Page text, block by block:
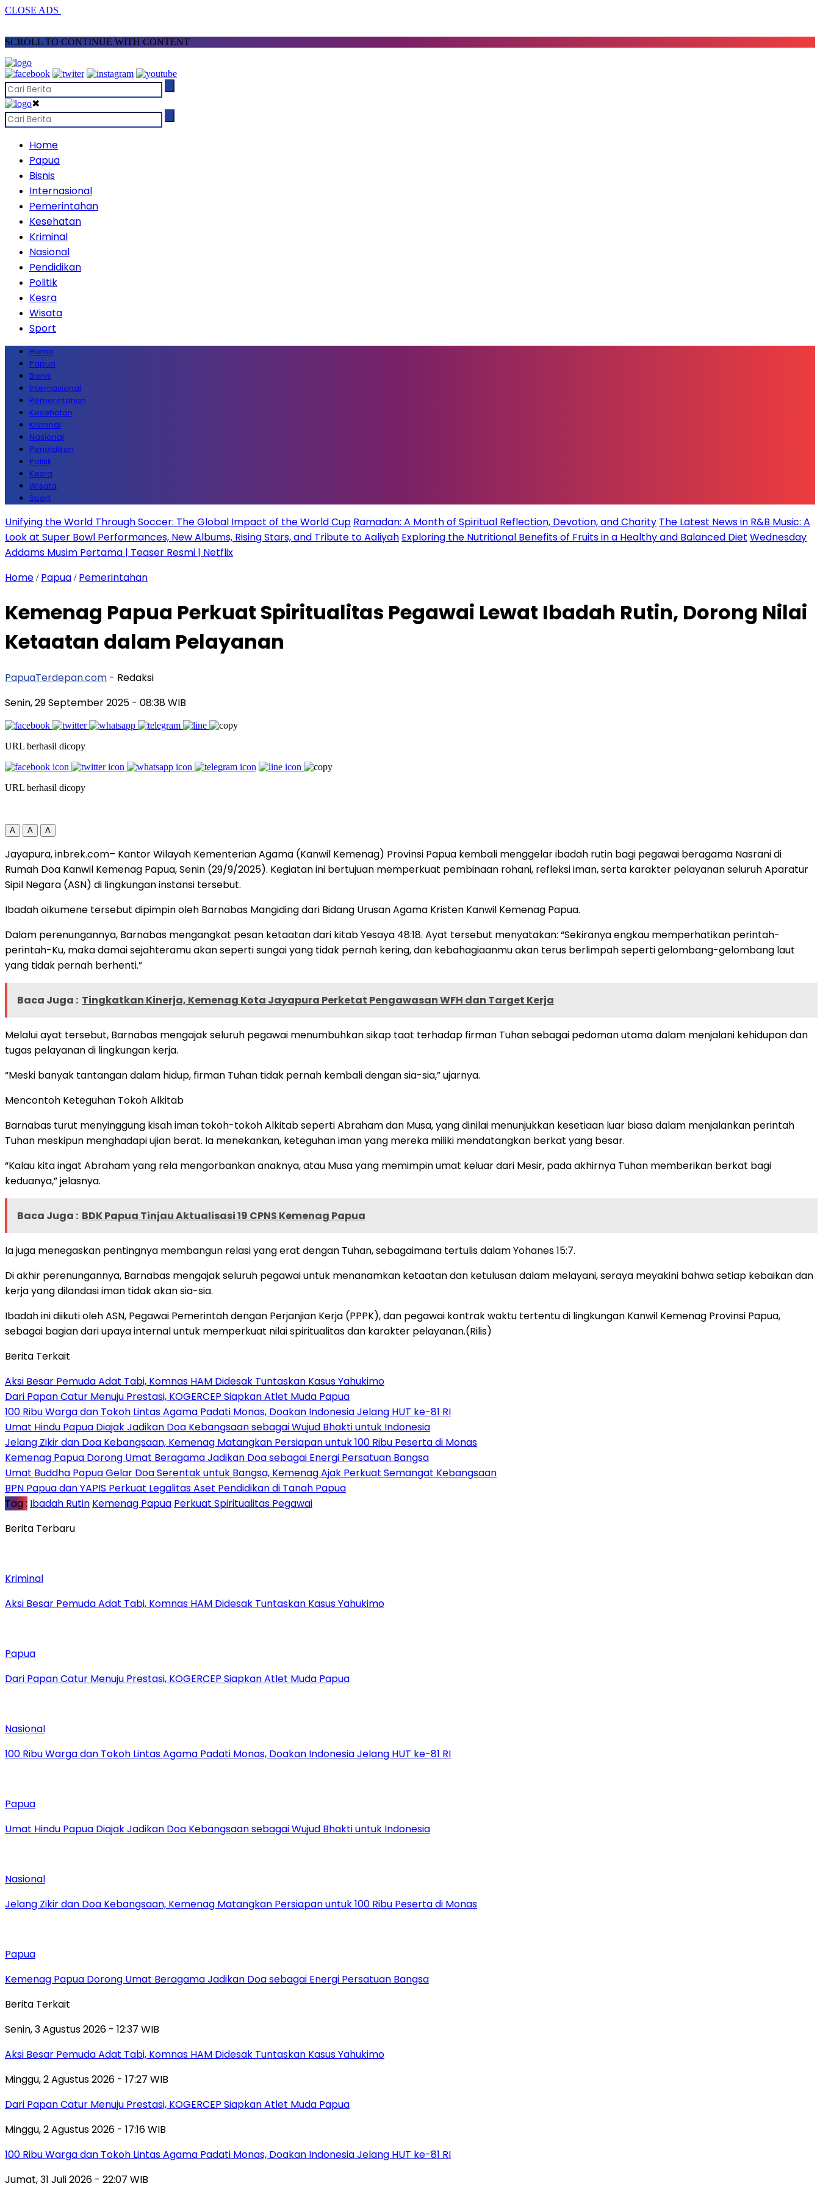
CLOSE ADS
SCROLL TO CONTINUE WITH CONTENT
✖
Home
Papua
Bisnis
Internasional
Pemerintahan
Kesehatan
Kriminal
Nasional
Pendidikan
Politik
Kesra
Wisata
Sport
Home
Papua
Bisnis
Internasional
Pemerintahan
Kesehatan
Kriminal
Nasional
Pendidikan
Politik
Kesra
Wisata
Sport
Unifying the World Through Soccer: The Global Impact of the World Cup Ramadan: A Month of Spiritual Reflection, Devotion, and Charity The Latest News in R&B Music: A
Look at Super Bowl Performances, New Albums, Rising Stars, and Tribute to Aaliyah Exploring the Nutritional Benefits of Fruits in a Healthy and Balanced Diet Wednesday
Addams Musim Pertama | Teaser Resmi | Netflix
Home / Papua / Pemerintahan
Kemenag Papua Perkuat Spiritualitas Pegawai Lewat Ibadah Rutin, Dorong Nilai
Ketaatan dalam Pelayanan
PapuaTerdepan.com - Redaksi
Senin, 29 September 2025 - 08:38 WIB
URL berhasil dicopy
URL berhasil dicopy
A A A
Jayapura, inbrek.com– Kantor Wilayah Kementerian Agama (Kanwil Kemenag) Provinsi Papua kembali menggelar ibadah rutin bagi pegawai beragama Nasrani di
Rumah Doa Kanwil Kemenag Papua, Senin (29/9/2025). Kegiatan ini bertujuan memperkuat pembinaan rohani, refleksi iman, serta karakter pelayanan seluruh Aparatur
Sipil Negara (ASN) di lingkungan instansi tersebut.
Ibadah oikumene tersebut dipimpin oleh Barnabas Mangiding dari Bidang Urusan Agama Kristen Kanwil Kemenag Papua.
Dalam perenungannya, Barnabas mengangkat pesan ketaatan dari kitab Yesaya 48:18. Ayat tersebut menyatakan: “Sekiranya engkau memperhatikan perintah-
perintah-Ku, maka damai sejahteramu akan seperti sungai yang tidak pernah kering, dan kebahagiaanmu akan terus berlimpah seperti gelombang-gelombang laut
yang tidak pernah berhenti.”
Baca Juga : Tingkatkan Kinerja, Kemenag Kota Jayapura Perketat Pengawasan WFH dan Target Kerja
Melalui ayat tersebut, Barnabas mengajak seluruh pegawai menumbuhkan sikap taat terhadap firman Tuhan sebagai pedoman utama dalam menjalani kehidupan dan
tugas pelayanan di lingkungan kerja.
“Meski banyak tantangan dalam hidup, firman Tuhan tidak pernah kembali dengan sia-sia,” ujarnya.
Mencontoh Keteguhan Tokoh Alkitab
Barnabas turut menyinggung kisah iman tokoh-tokoh Alkitab seperti Abraham dan Musa, yang dinilai menunjukkan kesetiaan luar biasa dalam menjalankan perintah
Tuhan meskipun menghadapi ujian berat. Ia menekankan, keteguhan iman yang mereka miliki mendatangkan berkat yang besar.
“Kalau kita ingat Abraham yang rela mengorbankan anaknya, atau Musa yang memimpin umat keluar dari Mesir, pada akhirnya Tuhan memberikan berkat bagi
keduanya,” jelasnya.
Baca Juga : BDK Papua Tinjau Aktualisasi 19 CPNS Kemenag Papua
Ia juga menegaskan pentingnya membangun relasi yang erat dengan Tuhan, sebagaimana tertulis dalam Yohanes 15:7.
Di akhir perenungannya, Barnabas mengajak seluruh pegawai untuk menanamkan ketaatan dan ketulusan dalam melayani, seraya meyakini bahwa setiap kebaikan dan
kerja yang dilandasi iman tidak akan sia-sia.
Ibadah ini diikuti oleh ASN, Pegawai Pemerintah dengan Perjanjian Kerja (PPPK), dan pegawai kontrak waktu tertentu di lingkungan Kanwil Kemenag Provinsi Papua,
sebagai bagian dari upaya internal untuk memperkuat nilai spiritualitas dan karakter pelayanan.(Rilis)
Berita Terkait
Aksi Besar Pemuda Adat Tabi, Komnas HAM Didesak Tuntaskan Kasus Yahukimo
Dari Papan Catur Menuju Prestasi, KOGERCEP Siapkan Atlet Muda Papua
100 Ribu Warga dan Tokoh Lintas Agama Padati Monas, Doakan Indonesia Jelang HUT ke-81 RI
Umat Hindu Papua Diajak Jadikan Doa Kebangsaan sebagai Wujud Bhakti untuk Indonesia
Jelang Zikir dan Doa Kebangsaan, Kemenag Matangkan Persiapan untuk 100 Ribu Peserta di Monas
Kemenag Papua Dorong Umat Beragama Jadikan Doa sebagai Energi Persatuan Bangsa
Umat Buddha Papua Gelar Doa Serentak untuk Bangsa, Kemenag Ajak Perkuat Semangat Kebangsaan
BPN Papua dan YAPIS Perkuat Legalitas Aset Pendidikan di Tanah Papua
Tag : Ibadah Rutin Kemenag Papua Perkuat Spiritualitas Pegawai
Berita Terbaru
Kriminal
Aksi Besar Pemuda Adat Tabi, Komnas HAM Didesak Tuntaskan Kasus Yahukimo
Papua
Dari Papan Catur Menuju Prestasi, KOGERCEP Siapkan Atlet Muda Papua
Nasional
100 Ribu Warga dan Tokoh Lintas Agama Padati Monas, Doakan Indonesia Jelang HUT ke-81 RI
Papua
Umat Hindu Papua Diajak Jadikan Doa Kebangsaan sebagai Wujud Bhakti untuk Indonesia
Nasional
Jelang Zikir dan Doa Kebangsaan, Kemenag Matangkan Persiapan untuk 100 Ribu Peserta di Monas
Papua
Kemenag Papua Dorong Umat Beragama Jadikan Doa sebagai Energi Persatuan Bangsa
Berita Terkait
Senin, 3 Agustus 2026 - 12:37 WIB
Aksi Besar Pemuda Adat Tabi, Komnas HAM Didesak Tuntaskan Kasus Yahukimo
Minggu, 2 Agustus 2026 - 17:27 WIB
Dari Papan Catur Menuju Prestasi, KOGERCEP Siapkan Atlet Muda Papua
Minggu, 2 Agustus 2026 - 17:16 WIB
100 Ribu Warga dan Tokoh Lintas Agama Padati Monas, Doakan Indonesia Jelang HUT ke-81 RI
Jumat, 31 Juli 2026 - 22:07 WIB